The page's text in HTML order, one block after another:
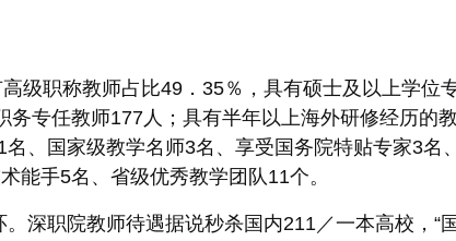
级职称教师占比49．35％，具有硕士及以上学位
专任教师177人；具有半年以上海外研修经历的
、国家级教学名师3名、享受国务院特贴专家3
能手5名、省级优秀教学团队11个。
深职院教师待遇据说秒杀国内211／一本高校，“